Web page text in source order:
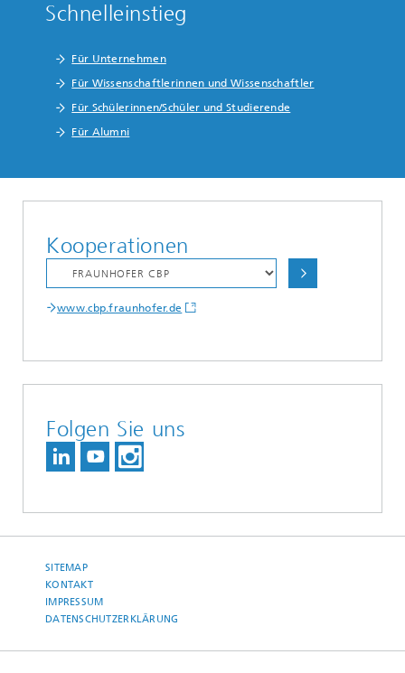
Schnelleinstieg
Für Unternehmen
Für Wissenschaftlerinnen und Wissenschaftler
Für Schülerinnen/Schüler und Studierende
Für Alumni
Kooperationen
www.cbp.fraunhofer.de
Folgen Sie uns
SITEMAP
KONTAKT
IMPRESSUM
DATENSCHUTZERKLÄRUNG